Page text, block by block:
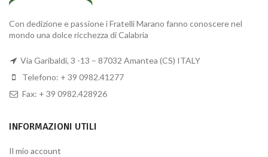
Con dedizione e passione i Fratelli Marano fanno conoscere nel
mondo una dolce ricchezza di Calabria
Via Garibaldi, 3 -13 – 87032 Amantea (CS) ITALY
Telefono: + 39 0982.41277
Fax: + 39 0982.428926
INFORMAZIONI UTILI
Il mio account